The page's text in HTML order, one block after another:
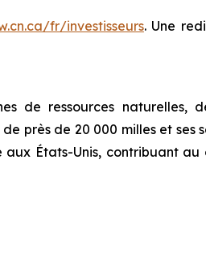
fr/investisseurs. Une
de ressources naturelles,
près de 20 000 milles et ses
États-Unis, contribuant au